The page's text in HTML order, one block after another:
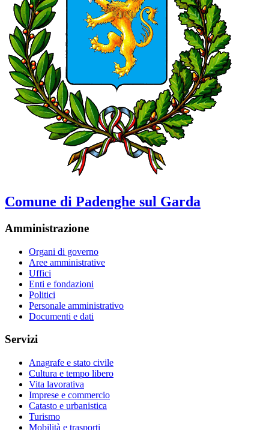
Comune di Padenghe sul Garda
Amministrazione
Organi di governo
Aree amministrative
Uffici
Enti e fondazioni
Politici
Personale amministrativo
Documenti e dati
Servizi
Anagrafe e stato civile
Cultura e tempo libero
Vita lavorativa
Imprese e commercio
Catasto e urbanistica
Turismo
Mobilità e trasporti